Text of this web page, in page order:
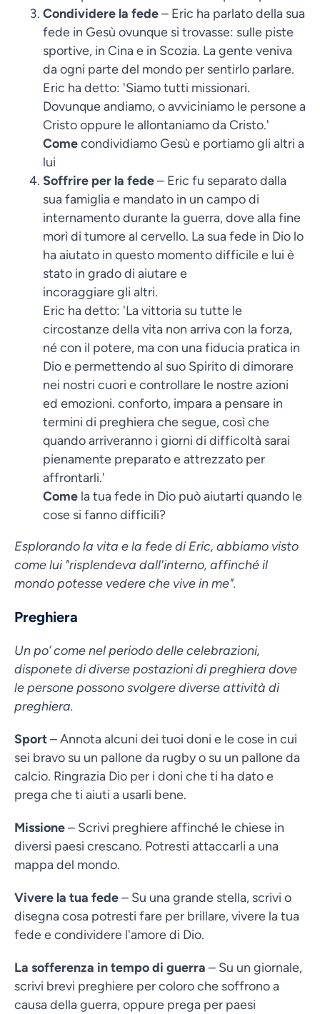
Condividere la fede– Eric ha parlato della sua
fede in Gesù ovunque si trovasse: sulle piste
sportive, in Cina e in Scozia. La gente veniva
da ogni parte del mondo per sentirlo parlare.
Eric ha detto: 'Siamo tutti missionari.
Dovunque andiamo, o avviciniamo le persone a
Cristo oppure le allontaniamo da Cristo.'
Comecondividiamo Gesù e portiamo gli altri a
lui
Soffrire per la fede– Eric fu separato dalla
sua famiglia e mandato in un campo di
internamento durante la guerra, dove alla fine
morì di tumore al cervello. La sua fede in Dio lo
ha aiutato in questo momento difficile e lui è
stato in grado di aiutare e
incoraggiare gli altri.
Eric ha detto: 'La vittoria su tutte le
circostanze della vita non arriva con la forza,
né con il potere, ma con una fiducia pratica in
Dio e permettendo al suo Spirito di dimorare
nei nostri cuori e controllare le nostre azioni
ed emozioni. conforto, impara a pensare in
termini di preghiera che segue, così che
quando arriveranno i giorni di difficoltà sarai
pienamente preparato e attrezzato per
affrontarli.'
Come la tua fede in Dio può aiutarti quando le
cose si fanno difficili?
Esplorando la vita e la fede di Eric, abbiamo visto
come lui "risplendeva dall'interno, affinché il
mondo potesse vedere che vive in me".
Preghiera
Un po’ come nel periodo delle celebrazioni,
disponete di diverse postazioni di preghiera dove
le persone possono svolgere diverse attività di
preghiera.
Sport– Annota alcuni dei tuoi doni e le cose in cui
sei bravo su un pallone da rugby o su un pallone da
calcio. Ringrazia Dio per i doni che ti ha dato e
prega che ti aiuti a usarli bene.
Missione– Scrivi preghiere affinché le chiese in
diversi paesi crescano. Potresti attaccarli a una
mappa del mondo.
Vivere la tua fede– Su una grande stella, scrivi o
disegna cosa potresti fare per brillare, vivere la tua
fede e condividere l'amore di Dio.
La sofferenza in tempo di guerra – Su un giornale,
scrivi brevi preghiere per coloro che soffrono a
causa della guerra, oppure prega per paesi